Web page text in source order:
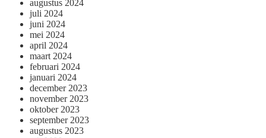
augustus 2024
juli 2024
juni 2024
mei 2024
april 2024
maart 2024
februari 2024
januari 2024
december 2023
november 2023
oktober 2023
september 2023
augustus 2023